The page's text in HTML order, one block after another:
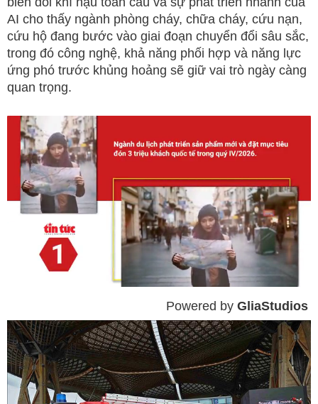
AI cho thấy ngành phòng cháy, chữa cháy, cứu nạn,
cứu hộ đang bước vào giai đoạn chuyển đổi sâu sắc,
trong đó công nghệ, khả năng phối hợp và năng lực
ứng phó trước khủng hoảng sẽ giữ vai trò ngày càng
quan trọng.
Mute
Powered by GliaStudios